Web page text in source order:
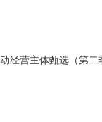
营主体甄选（第
审严格遵循公平、